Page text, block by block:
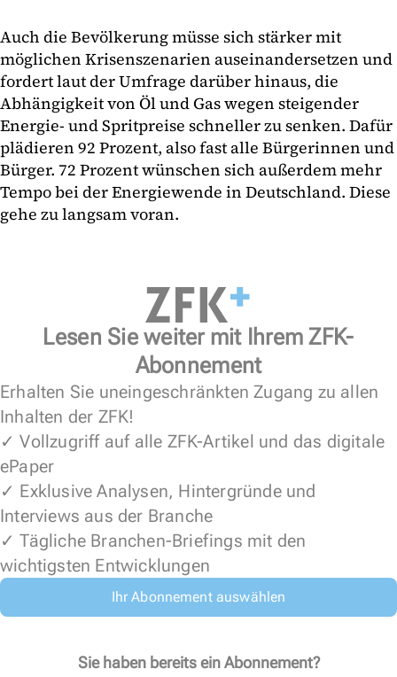
Auch die Bevölkerung müsse sich stärker mit
möglichen Krisenszenarien auseinandersetzen und
fordert laut der Umfrage darüber hinaus, die
Abhängigkeit von Öl und Gas wegen steigender
Energie- und Spritpreise schneller zu senken. Dafür
plädieren 92 Prozent, also fast alle Bürgerinnen und
Bürger. 72 Prozent wünschen sich außerdem mehr
Tempo bei der Energiewende in Deutschland. Diese
gehe zu langsam voran.
Lesen Sie weiter mit Ihrem ZFK-
Abonnement
Erhalten Sie uneingeschränkten Zugang zu allen
Inhalten der ZFK!
✓ Vollzugriff auf alle ZFK-Artikel und das digitale
ePaper
✓ Exklusive Analysen, Hintergründe und
Interviews aus der Branche
✓ Tägliche Branchen-Briefings mit den
wichtigsten Entwicklungen
Ihr Abonnement auswählen
Sie haben bereits ein Abonnement?